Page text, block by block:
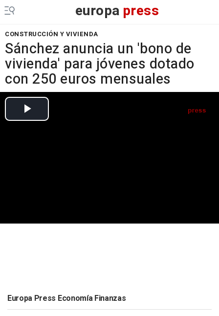
europa press
CONSTRUCCIÓN Y VIVIENDA
Sánchez anuncia un 'bono de
vivienda' para jóvenes dotado
con 250 euros mensuales
Europa Press Economía Finanzas